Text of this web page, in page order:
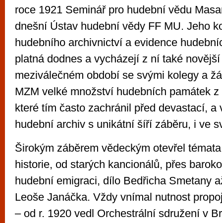
roce 1921 Seminář pro hudební vědu
dnešní Ústav hudební vědy FF MU. Jeho
hudebního archivnictví a evidence
platná dodnes a vycházejí z ní také
meziválečném období se svými kolegy a
MZM velké množství hudebních památek
které tím často zachránil před devastací, a
hudební archiv s unikátní šíří záběru, i ve
Širokým záběrem vědeckým otevřel
historie, od starých kancionálů, přes
hudební emigraci, dílo Bedřicha Smetany
Leoše Janáčka. Vždy vnímal nutnost
– od r. 1920 vedl Orchestrální sdružení v